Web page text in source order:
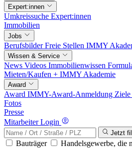
Expert:innen
Umkreissuche Expert:innen
Immobilien
Jobs
BerufsbilderFreie Stellen IMMY
Wissen & Service
News Videos Immobilienwissen
Mieten/Kaufen + IMMY Akademie
Award
Award IMMY-Award-Anmeldung Ziele
Fotos
Presse
Mitarbeiter Login
Jetzt
Bauträger
Handelsgewerbe, die